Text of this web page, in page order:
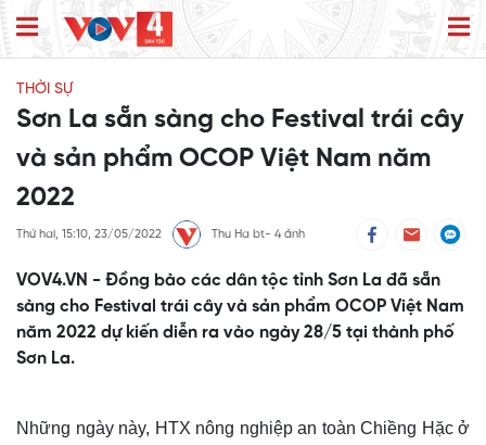
THỜI SỰ
Sơn La sẵn sàng cho Festival trái cây
và sản phẩm OCOP Việt Nam năm
2022
Thứ hai, 15:10, 23/05/2022 Thu Ha bt- 4 ảnh
VOV4.VN - Đồng bào các dân tộc tỉnh Sơn La đã sẵn
sàng cho Festival trái cây và sản phẩm OCOP Việt Nam
năm 2022 dự kiến diễn ra vào ngày 28/5 tại thành phố
Sơn La.
Những ngày này, HTX nông nghiệp an toàn Chiềng Hặc ở